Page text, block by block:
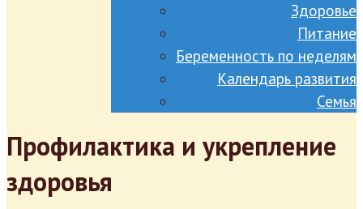
Здоровье
Питание
Беременность по неделям
Календарь развития
Семья
Профилактика и укрепление
здоровья